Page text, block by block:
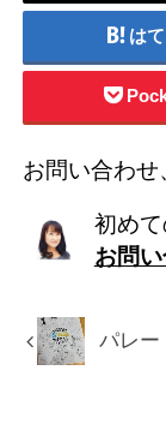
は
お問い合わせ
初めて
お問
パレー